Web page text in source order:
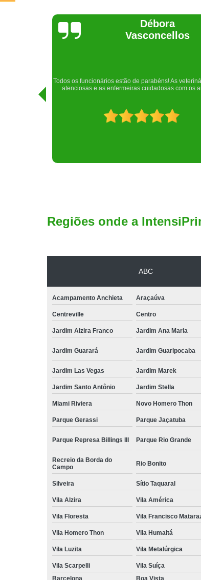
Lethícia
Regina
Realizei uma consulta com meu cachorro com a
Raphaela e ela foi extremamente atenciosa. Adorei
recepção!
Regiões onde a
ABC
Acampamento Anchieta Araçaúva
Centreville Centro
Jardim Alzira Franco Jardim Ana Maria
Jardim Guarará Jardim Guaripocaba
Jardim Las Vegas Jardim Marek
Jardim Santo Antônio Jardim Stella
Miami Riviera Novo Homero Thon
Parque Gerassi Parque Jaçatuba
Parque Represa Billings III Parque Rio Grande
Recreio da Borda do
Campo
Rio Bonito
Silveira Sítio Taquaral
Vila Alzira Vila América
Vila Floresta Vila Francisco
Vila Homero Thon Vila Humaitá
Vila Luzita Vila Metalúrgica
Vila Scarpelli Vila Suíça
Barcelona
Boa Vista